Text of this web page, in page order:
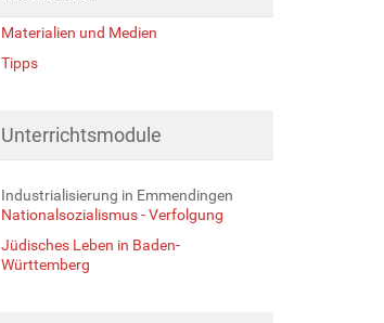
Materialien und Medien
Tipps
Unterrichtsmodule
Industrialisierung in Emmendingen
Nationalsozialismus - Verfolgung
Jüdisches Leben in Baden-
Württemberg